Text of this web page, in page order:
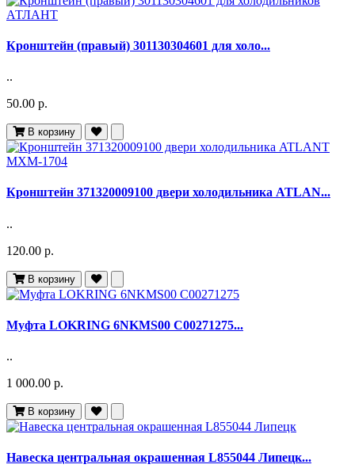
Кронштейн (правый) 301130304601 для холо...
..
50.00 р.
В корзину
Кронштейн 371320009100 двери холодильника ATLAN...
..
120.00 р.
В корзину
Муфта LOKRING 6NKMS00 C00271275...
..
1 000.00 р.
В корзину
Навеска центральная окрашенная L855044 Липецк...